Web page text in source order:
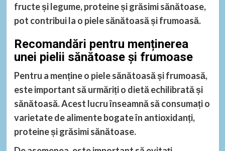
fructe și legume, proteine și grăsimi sănătoase,
pot contribui la o piele sănătoasă și frumoasă.
Recomandări pentru menținerea
unei pielii sănătoase și frumoase
Pentru a menține o piele sănătoasă și frumoasă,
este important să urmăriți o dietă echilibrată și
sănătoasă. Acest lucru înseamnă să consumați o
varietate de alimente bogate în antioxidanți,
proteine și grăsimi sănătoase.